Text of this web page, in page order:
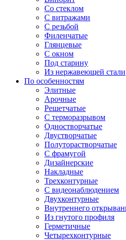
Со стеклом
С витражами
С резьбой
Филенчатые
Глянцевые
С окном
Под старину
Из нержавеющей стали
По особенностям
Элитные
Арочные
Решетчатые
С терморазрывом
Одностворчатые
Двустворчатые
Полуторастворчатые
С фрамугой
Дизайнерские
Накладные
Трехконтурные
С видеонаблюдением
Двухконтурные
Внутреннего
Из гнутого профиля
Герметичные
Четырехконтурные